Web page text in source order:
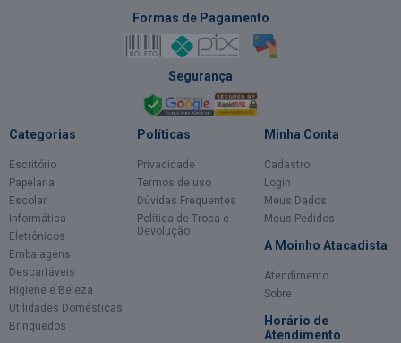
Formas de Pagamento
Segurança
Categorias
Escritório
Papelaria
Escolar
Informática
Eletrônicos
Embalagens
Descartáveis
Higiene e Beleza
Utilidades Domésticas
Brinquedos
Políticas
Privacidade
Termos de uso
Dúvidas Frequentes
Política de Troca e
Devolução
Minha Conta
Cadastro
Login
Meus Dados
Meus Pedidos
A Moinho Atacadista
Atendimento
Sobre
Horário de
Atendimento